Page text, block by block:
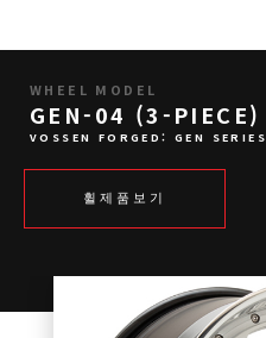
WHEEL MODEL
GEN-04 (3-PIECE)
VOSSEN FORGED: GEN SERIES
휠제품보기